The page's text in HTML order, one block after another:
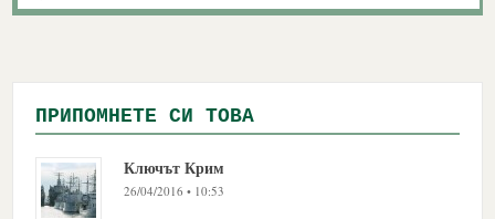
ПРИПОМНЕТЕ СИ ТОВА
Ключът Крим
26/04/2016 • 10:53